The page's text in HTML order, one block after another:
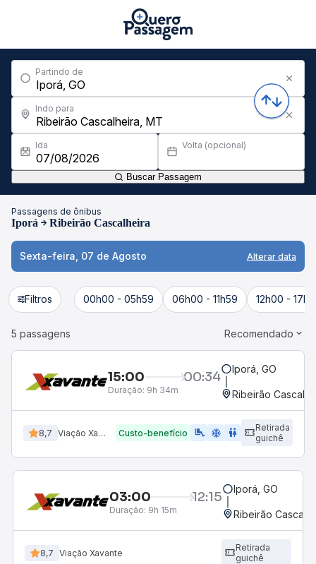
Partindo de
Indo para
Ida Volta (opcional)
Buscar Passagem
Passagens de ônibus
Iporá Ribeirão Cascalheira
Sexta-feira, 07 de Agosto Alterar data
Filtros 00h00 - 05h59 06h00 - 11h59 12h00 -
5 passagens Recomendado
15:00 00:34
Duração: 9h 34m
Iporá, GO
Ribeirão
8,7 Viação Xavante Custo-benefício airline_seat_legroom_extra ac_unit wc
Retirada
guichê
03:00 12:15
Duração: 9h 15m
Iporá, GO
Ribeirão
8,7 Viação Xavante
Retirada
guichê